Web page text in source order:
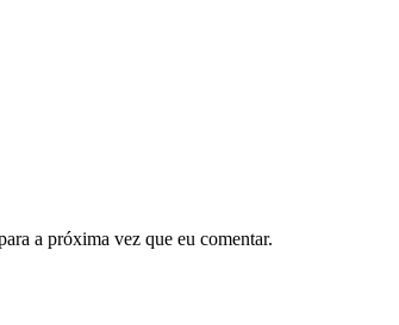
a próxima vez que eu comentar.